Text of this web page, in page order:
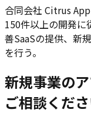
合同会社 Citrus
150件以上の開発に
善SaaSの提供、新
を行う。
新規事業の
ご相談くだ